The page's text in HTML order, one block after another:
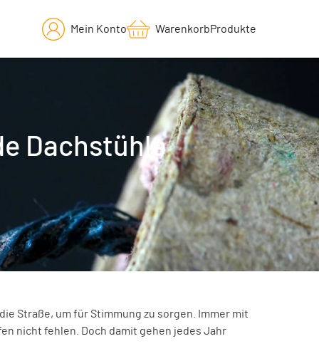
Mein Konto WarenkorbProdukte
Dachstühle
Straße, um für Stimmung zu sorgen. Immer mit
nicht fehlen. Doch damit gehen jedes Jahr